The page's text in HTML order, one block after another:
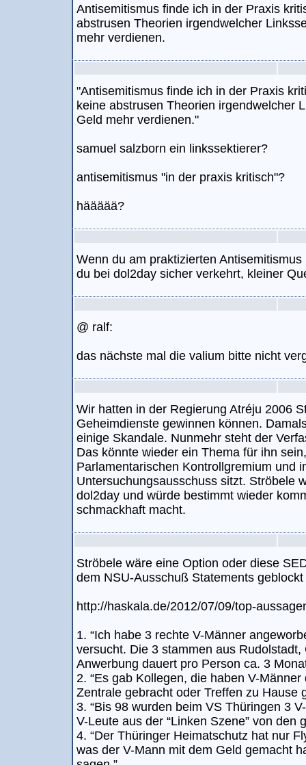
Antisemitismus finde ich in der Praxis
abstrusen Theorien irgendwelcher
mehr verdienen.
"Antisemitismus finde ich in der Praxis
keine abstrusen Theorien irgendwelcher
Geld mehr verdienen."
samuel salzborn ein linkssektierer?
antisemitismus "in der praxis kritisch"?
häääää?
Wenn du am praktizierten
du bei dol2day sicher verkehrt, kleiner
@ ralf:
das nächste mal die valium bitte nicht
Wir hatten in der Regierung Atréju 2006
Geheimdienste gewinnen können.
einige Skandale. Nunmehr steht der
Das könnte wieder ein Thema für ihn
Parlamentarischen Kontrollgremium und
Untersuchungsausschuss sitzt. Ströbele
dol2day und würde bestimmt wieder
schmackhaft macht.
Ströbele wäre eine Option oder diese
dem NSU-Ausschuß Statements geblockt
http://haskala.de/2012/07/09/top-
1. “Ich habe 3 rechte V-Männer
versucht. Die 3 stammen aus
Anwerbung dauert pro Person ca. 3
2. “Es gab Kollegen, die haben V-
Zentrale gebracht oder Treffen zu Hause
3. “Bis 98 wurden beim VS Thüringen 3
V-Leute aus der “Linken Szene” von den
4. “Der Thüringer Heimatschutz hat nur
was der V-Mann mit dem Geld gemacht